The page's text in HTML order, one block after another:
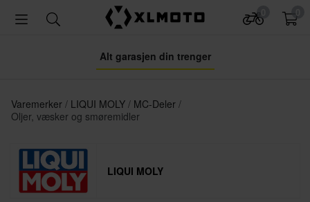
Alt garasjen din trenger
Varemerker LIQUI MOLY
MC-Deler
Oljer, væsker og smøremidler
LIQUI MOLY